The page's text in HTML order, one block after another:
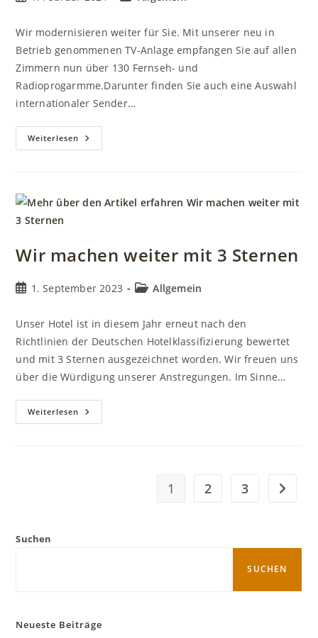
Wir modernisieren weiter für Sie. Mit unserer neu in
Betrieb genommenen TV-Anlage empfangen Sie auf allen
Zimmern nun über 130 Fernseh- und
Radioprogarmme.Darunter finden Sie auch eine Auswahl
internationaler Sender…
Weiterlesen Neue
TV-
Wir machen weiter mit 3 Sternen
Beitrag1. September 2023
Beitrags-
Allgemein
Unser Hotel ist in diesem Jahr erneut nach den
Richtlinien der Deutschen Hotelklassifizierung bewertet
und mit 3 Sternen ausgezeichnet worden. Wir freuen uns
über die Würdigung unserer Anstregungen. Im Sinne…
Weiterlesen Wir
Machen
1 2 3 Zur
Suchen
SUCHEN
Neueste Beiträge